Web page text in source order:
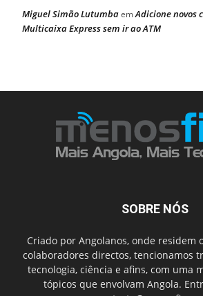
Miguel Simão LutumbaemAdicione novos
Multicaixa Express sem ir ao ATM
SOBRE NÓS
Criado por Angolanos, onde residem
colaboradores directos, tencionamos
tecnologia, ciência e afins, com uma
tópicos que envolvam Angola.